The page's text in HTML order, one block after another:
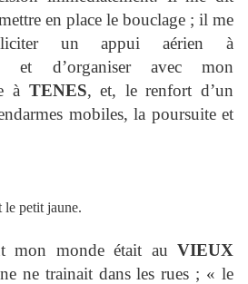
en place le bouclage ; il me
un appui aérien à
et d’organiser avec mon
à TENES, et, le renfort d’un
mobiles, la poursuite et
petit jaune.
mon monde était au VIEUX
ne trainait dans les rues ; « le